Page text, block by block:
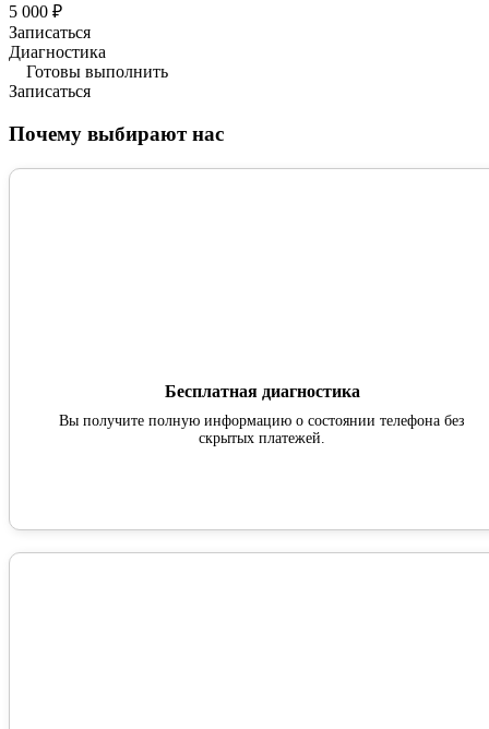
5 000 ₽
Записаться
Диагностика
Готовы выполнить
Записаться
Почему выбирают нас
Бесплатная диагностика
Вы получите полную информацию о состоянии телефона без
скрытых платежей.